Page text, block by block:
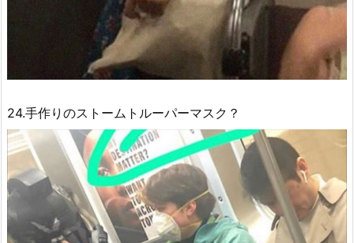
24.手作りのストームトルーパーマスク？